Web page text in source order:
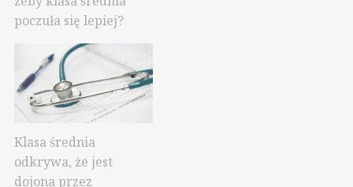
poczuła się lepiej?
Klasa średnia
odkrywa, że jest
dojona przez